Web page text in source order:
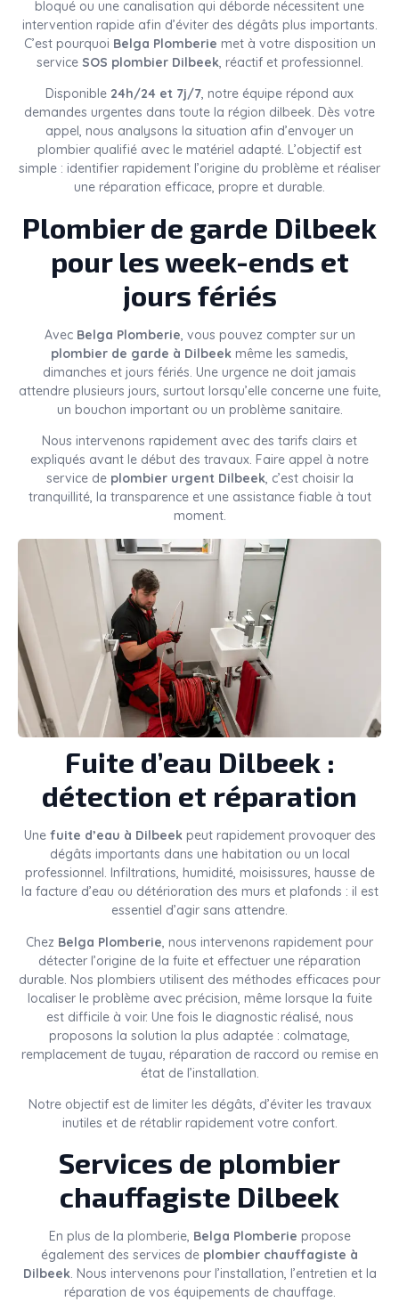
bloqué ou une canalisation qui déborde nécessitent une
intervention rapide afin d’éviter des dégâts plus importants.
C’est pourquoi Belga Plomberie met à votre disposition un
service SOS plombier Dilbeek, réactif et professionnel.
Disponible 24h/24 et 7j/7, notre équipe répond aux
demandes urgentes dans toute la région dilbeek. Dès votre
appel, nous analysons la situation afin d’envoyer un
plombier qualifié avec le matériel adapté. L’objectif est
simple : identifier rapidement l’origine du problème et réaliser
une réparation efficace, propre et durable.
Plombier de garde Dilbeek
pour les week-ends et
jours fériés
Avec Belga Plomberie, vous pouvez compter sur un
plombier de garde à Dilbeek même les samedis,
dimanches et jours fériés. Une urgence ne doit jamais
attendre plusieurs jours, surtout lorsqu’elle concerne une fuite,
un bouchon important ou un problème sanitaire.
Nous intervenons rapidement avec des tarifs clairs et
expliqués avant le début des travaux. Faire appel à notre
service de plombier urgent Dilbeek, c’est choisir la
tranquillité, la transparence et une assistance fiable à tout
moment.
Fuite d’eau Dilbeek :
détection et réparation
Une fuite d’eau à Dilbeekpeut rapidement provoquer des
dégâts importants dans une habitation ou un local
professionnel. Infiltrations, humidité, moisissures, hausse de
la facture d’eau ou détérioration des murs et plafonds : il est
essentiel d’agir sans attendre.
Chez Belga Plomberie, nous intervenons rapidement pour
détecter l’origine de la fuite et effectuer une réparation
durable. Nos plombiers utilisent des méthodes efficaces pour
localiser le problème avec précision, même lorsque la fuite
est difficile à voir. Une fois le diagnostic réalisé, nous
proposons la solution la plus adaptée : colmatage,
remplacement de tuyau, réparation de raccord ou remise en
état de l’installation.
Notre objectif est de limiter les dégâts, d’éviter les travaux
inutiles et de rétablir rapidement votre confort.
Services de plombier
chauffagiste Dilbeek
En plus de la plomberie, Belga Plomberie propose
également des services de plombier chauffagiste à
Dilbeek. Nous intervenons pour l’installation, l’entretien et la
réparation de vos équipements de chauffage.